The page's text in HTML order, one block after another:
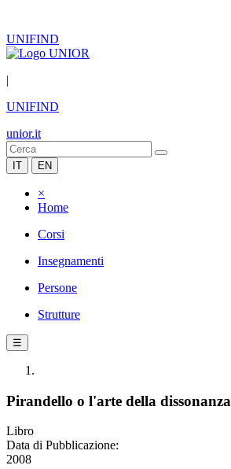
UNIFIND
|
UNIFIND
unior.it
IT EN
×
Home
Corsi
Insegnamenti
Persone
Strutture
☰
Pirandello o l'arte della dissonanza
Libro
Data di Pubblicazione:
2008